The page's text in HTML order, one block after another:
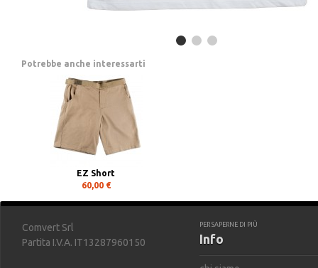
Potrebbe anche interessarti
EZ Short
60,00 €
Comvert Srl
Partita I.V.A. IT13287960150
PER SAPERNE DI PIÙ
Info